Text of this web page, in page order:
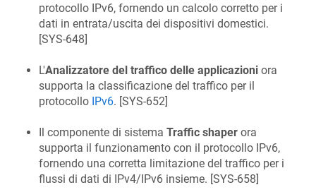
protocollo IPv6, fornendo un calcolo corretto per i
dati in entrata/uscita dei dispositivi domestici.
[SYS-648]
L'Analizzatore del traffico delle applicazioni ora
supporta la classificazione del traffico per il
protocollo IPv6. [SYS-652]
Il componente di sistema Traffic shaper ora
supporta il funzionamento con il protocollo IPv6,
fornendo una corretta limitazione del traffico per i
flussi di dati di IPv4/IPv6 insieme. [SYS-658]